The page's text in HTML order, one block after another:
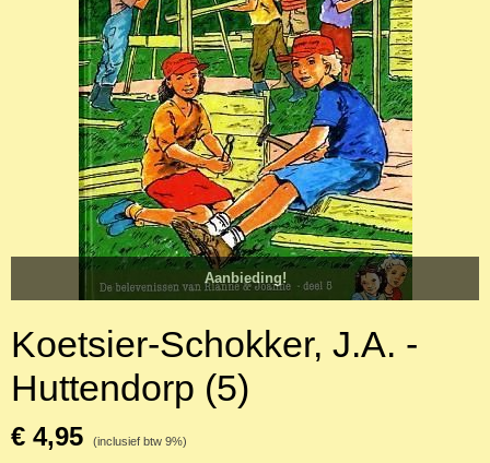
Aanbieding!
Koetsier-Schokker, J.A. -
Huttendorp (5)
€ 4,95 (inclusief btw 9%)